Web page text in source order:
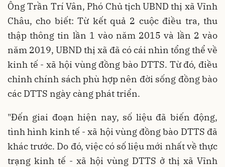
Ông Trần Trí Vân, Phó Chủ tịch UBND thị xã Vĩnh
Châu, cho biết: Từ kết quả 2 cuộc điều tra, thu
thập thông tin lần 1 vào năm 2015 và lần 2 vào
năm 2019, UBND thị xã đã có cái nhìn tổng thể về
kinh tế - xã hội vùng đồng bào DTTS. Từ đó, điều
chỉnh chính sách phù hợp nên đời sống đồng bào
các DTTS ngày càng phát triển.
"Đến giai đoạn hiện nay, số liệu đã biến động,
tình hình kinh tế - xã hội vùng đồng bào DTTS đã
khác trước. Do đó, việc có số liệu mới nhất về thực
trạng kinh tế - xã hội vùng DTTS ở thị xã Vĩnh